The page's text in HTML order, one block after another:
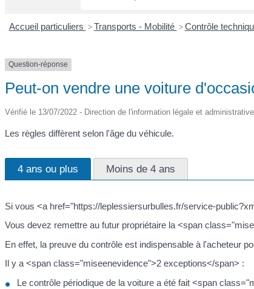
Accueil particuliers > Transports - Mobilité > Contrôle
Question-réponse
Peut-on vendre une voiture
Vérifié le 13/07/2022 - Direction de l'information légale et
Les règles diffèrent selon l'âge du véhicule.
4 ans ou plus Moins de 4 ans
Si vous <a href="https://leplessiersurbulles.fr/service-
Vous devez remettre au futur propriétaire la <span
En effet, la preuve du contrôle est indispensable à l'acheteur
Il y a <span class="miseenevidence">2 exceptions</span> :
Le contrôle périodique de la voiture a été fait <span